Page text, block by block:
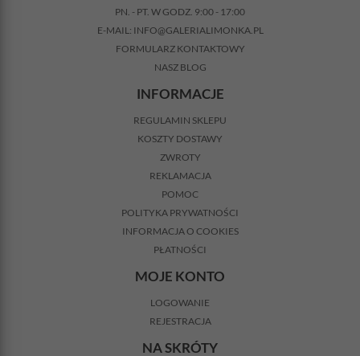
PN. - PT. W GODZ. 9:00 - 17:00
E-MAIL: INFO@GALERIALIMONKA.PL
FORMULARZ KONTAKTOWY
NASZ BLOG
INFORMACJE
REGULAMIN SKLEPU
KOSZTY DOSTAWY
ZWROTY
REKLAMACJA
POMOC
POLITYKA PRYWATNOŚCI
INFORMACJA O COOKIES
PŁATNOŚCI
MOJE KONTO
LOGOWANIE
REJESTRACJA
NA SKRÓTY